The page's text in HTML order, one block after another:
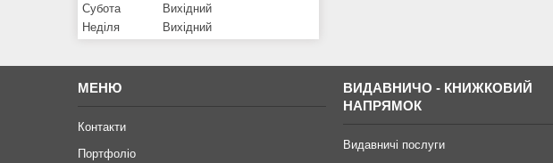
Субота
Вихідний
Неділя
Вихідний
МЕНЮ
Контакти
Портфоліо
ВИДАВНИЧО - КНИЖКОВИЙ
НАПРЯМОК
Видавничі послуги